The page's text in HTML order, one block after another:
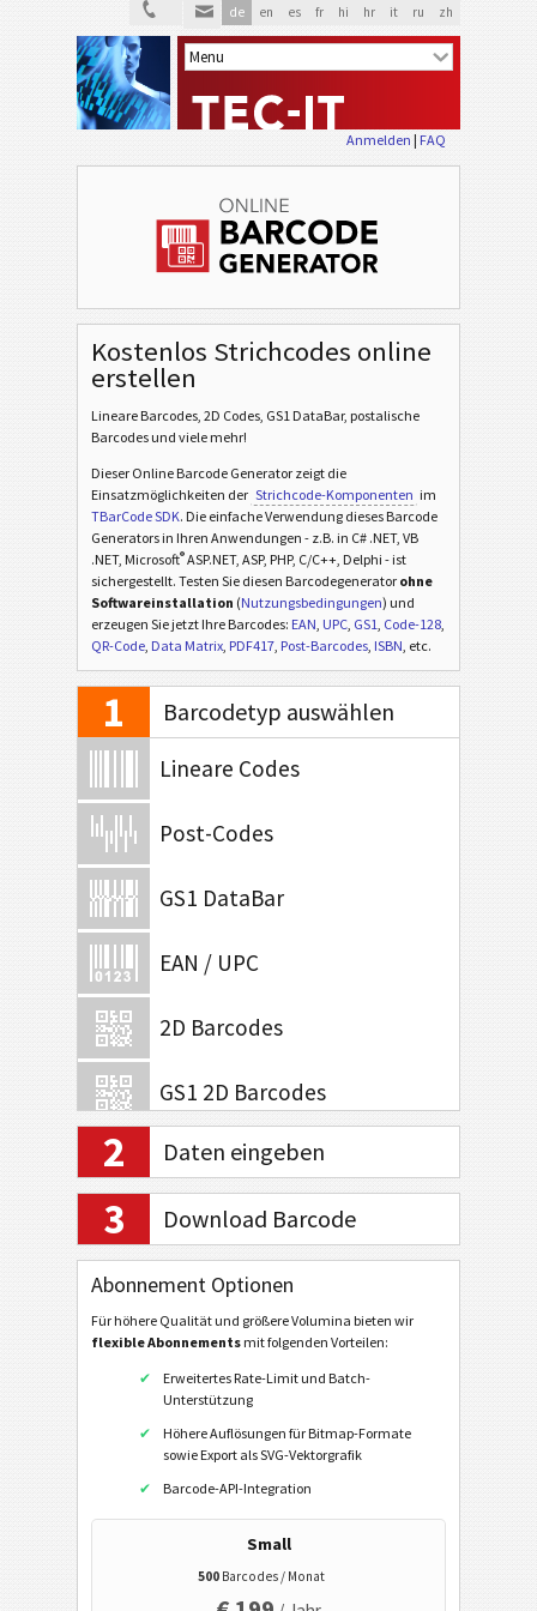
de en es fr hi hr it ru zh
Anmelden | FAQ
Kostenlos Strichcodes online
erstellen
Lineare Barcodes, 2D Codes, GS1 DataBar, postalische
Barcodes und viele mehr!
Dieser Online Barcode Generator zeigt die
Einsatzmöglichkeiten der Strichcode-Komponenten im
TBarCode SDK. Die einfache Verwendung dieses Barcode
Generators in Ihren Anwendungen - z.B. in C# .NET, VB
.NET, Microsoft®ASP.NET, ASP, PHP, C/C++, Delphi - ist
sichergestellt. Testen Sie diesen Barcodegenerator ohne
Softwareinstallation (Nutzungsbedingungen) und
erzeugen Sie jetzt Ihre Barcodes: EAN, UPC, GS1, Code-128,
QR-Code, Data Matrix, PDF417, Post-Barcodes, ISBN, etc.
1 Barcodetyp auswählen
Lineare Codes
Post-Codes
GS1 DataBar
EAN / UPC
2D Barcodes
GS1 2D Barcodes
Electronic Banking / SEPA
Mobile Tagging
Gesundheitswesen
Code32
Flattermarken
HIBC LIC 39
HIBC LIC Aztec
HIBC LIC Codablock-F
HIBC LIC Data Matrix
2 Daten eingeben
3 Download Barcode
Abonnement Optionen
Für höhere Qualität und größere Volumina bieten wir
flexible Abonnements mit folgenden Vorteilen:
Erweitertes Rate-Limit und Batch-
Unterstützung
Höhere Auflösungen für Bitmap-Formate
sowie Export als SVG-Vektorgrafik
Barcode-API-Integration
Small
500 Barcodes / Monat